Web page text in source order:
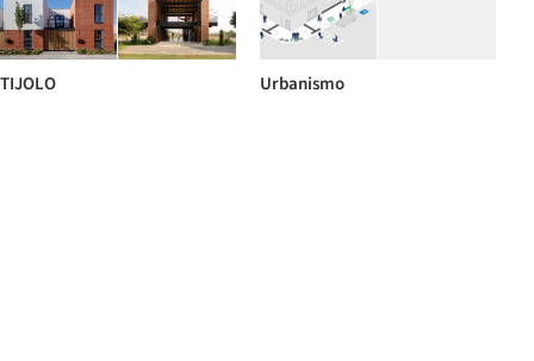
TIJOLO Urbanismo